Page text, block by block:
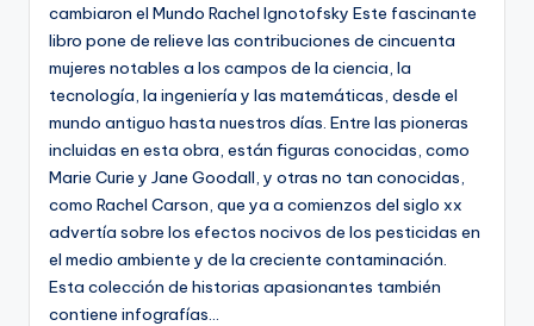
c
a
cambiaron el Mundo Rachel Ignotofsky Este fascinante
libro pone de relieve las contribuciones de cincuenta
mujeres notables a los campos de la ciencia, la
tecnología, la ingeniería y las matemáticas, desde el
mundo antiguo hasta nuestros días. Entre las pioneras
incluidas en esta obra, están figuras conocidas, como
Marie Curie y Jane Goodall, y otras no tan conocidas,
como Rachel Carson, que ya a comienzos del siglo xx
advertía sobre los efectos nocivos de los pesticidas en
el medio ambiente y de la creciente contaminación.
Esta colección de historias apasionantes también
contiene infografías…